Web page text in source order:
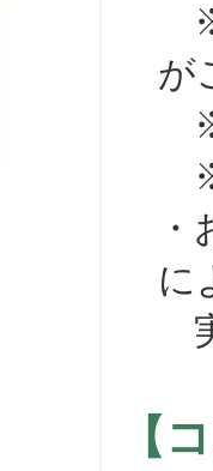
※ク
が
※
※「
・
に
実
【